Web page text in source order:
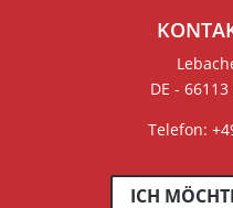
DE - 66113
Telefon:
ICH